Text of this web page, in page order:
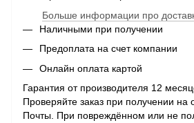
Больше информации про
Наличными при получении
Предоплата на счет компании
Онлайн оплата картой
Гарантия от производителя 12
Проверяйте заказ при получении на
Почты. При повреждённом или не